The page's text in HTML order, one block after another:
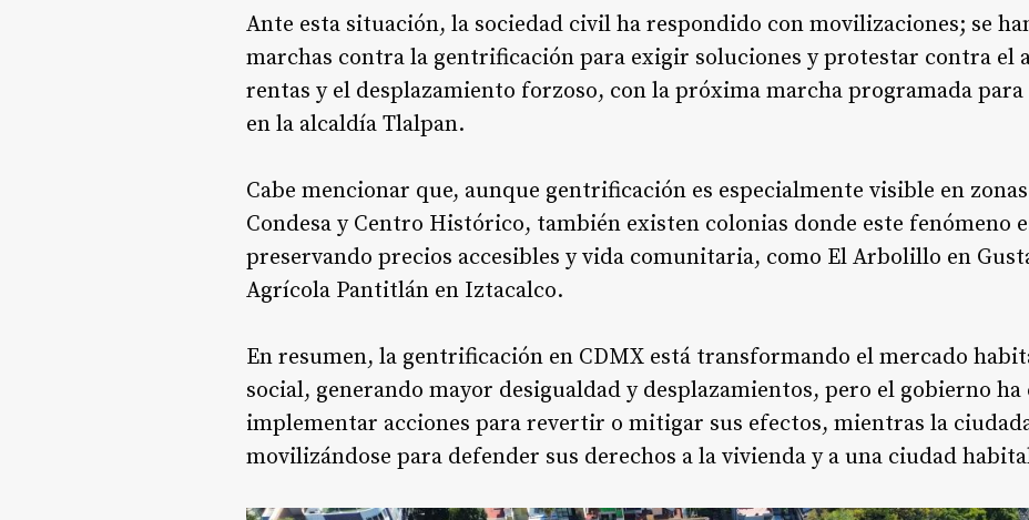
Ante esta situación, la sociedad civil ha respondido con movilizaciones; se
marchas contra la gentrificación para exigir soluciones y protestar contra el
rentas y el desplazamiento forzoso, con la próxima marcha programada para
en la alcaldía Tlalpan.
Cabe mencionar que, aunque gentrificación es especialmente visible en
Condesa y Centro Histórico, también existen colonias donde este fenómeno
preservando precios accesibles y vida comunitaria, como El Arbolillo en
Agrícola Pantitlán en Iztacalco.
En resumen, la gentrificación en CDMX está transformando el mercado
social, generando mayor desigualdad y desplazamientos, pero el gobierno ha
implementar acciones para revertir o mitigar sus efectos, mientras la
movilizándose para defender sus derechos a la vivienda y a una ciudad